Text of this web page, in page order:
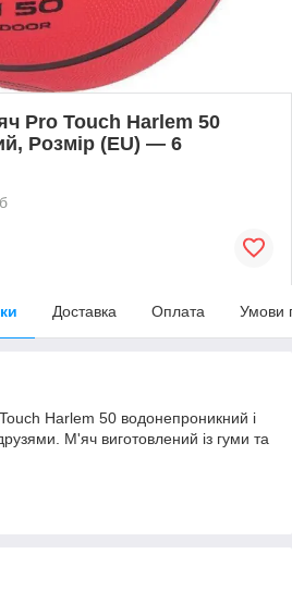
Pro Touch Harlem 50
Розмір (EU) — 6
Доставка Оплата Умови
Harlem 50 водонепроникний і
М'яч виготовлений із гуми та